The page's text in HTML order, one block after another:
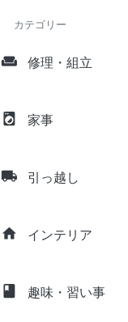
カテゴリー
weekend 修理・組立
local_laundry_service 家事
local_shipping 引っ越し
home インテリア
class 趣味・習い事